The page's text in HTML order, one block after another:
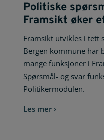
Politiske
Framsikt øker
Framsikt utvikles i tett
Bergen kommune har
mange funksjoner i
Spørsmål- og svar
Politikermodulen.
Les mer ›